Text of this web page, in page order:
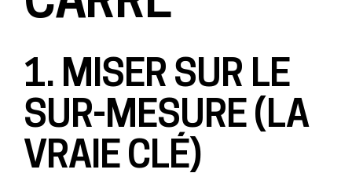
1. MISER SUR LE
SUR-MESURE (LA
VRAIE CLÉ)